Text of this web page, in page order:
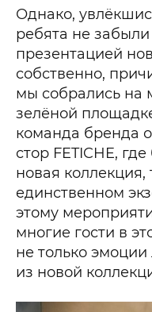
Однако,
ребята не
презентацией
собственно,
мы собрались на
зелёной
команда бренда
стор FETICHE,
новая
единственном
этому
многие гости в
не только
из новой